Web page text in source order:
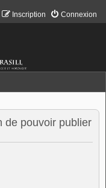
Connexion
Inscription
de pouvoir publier